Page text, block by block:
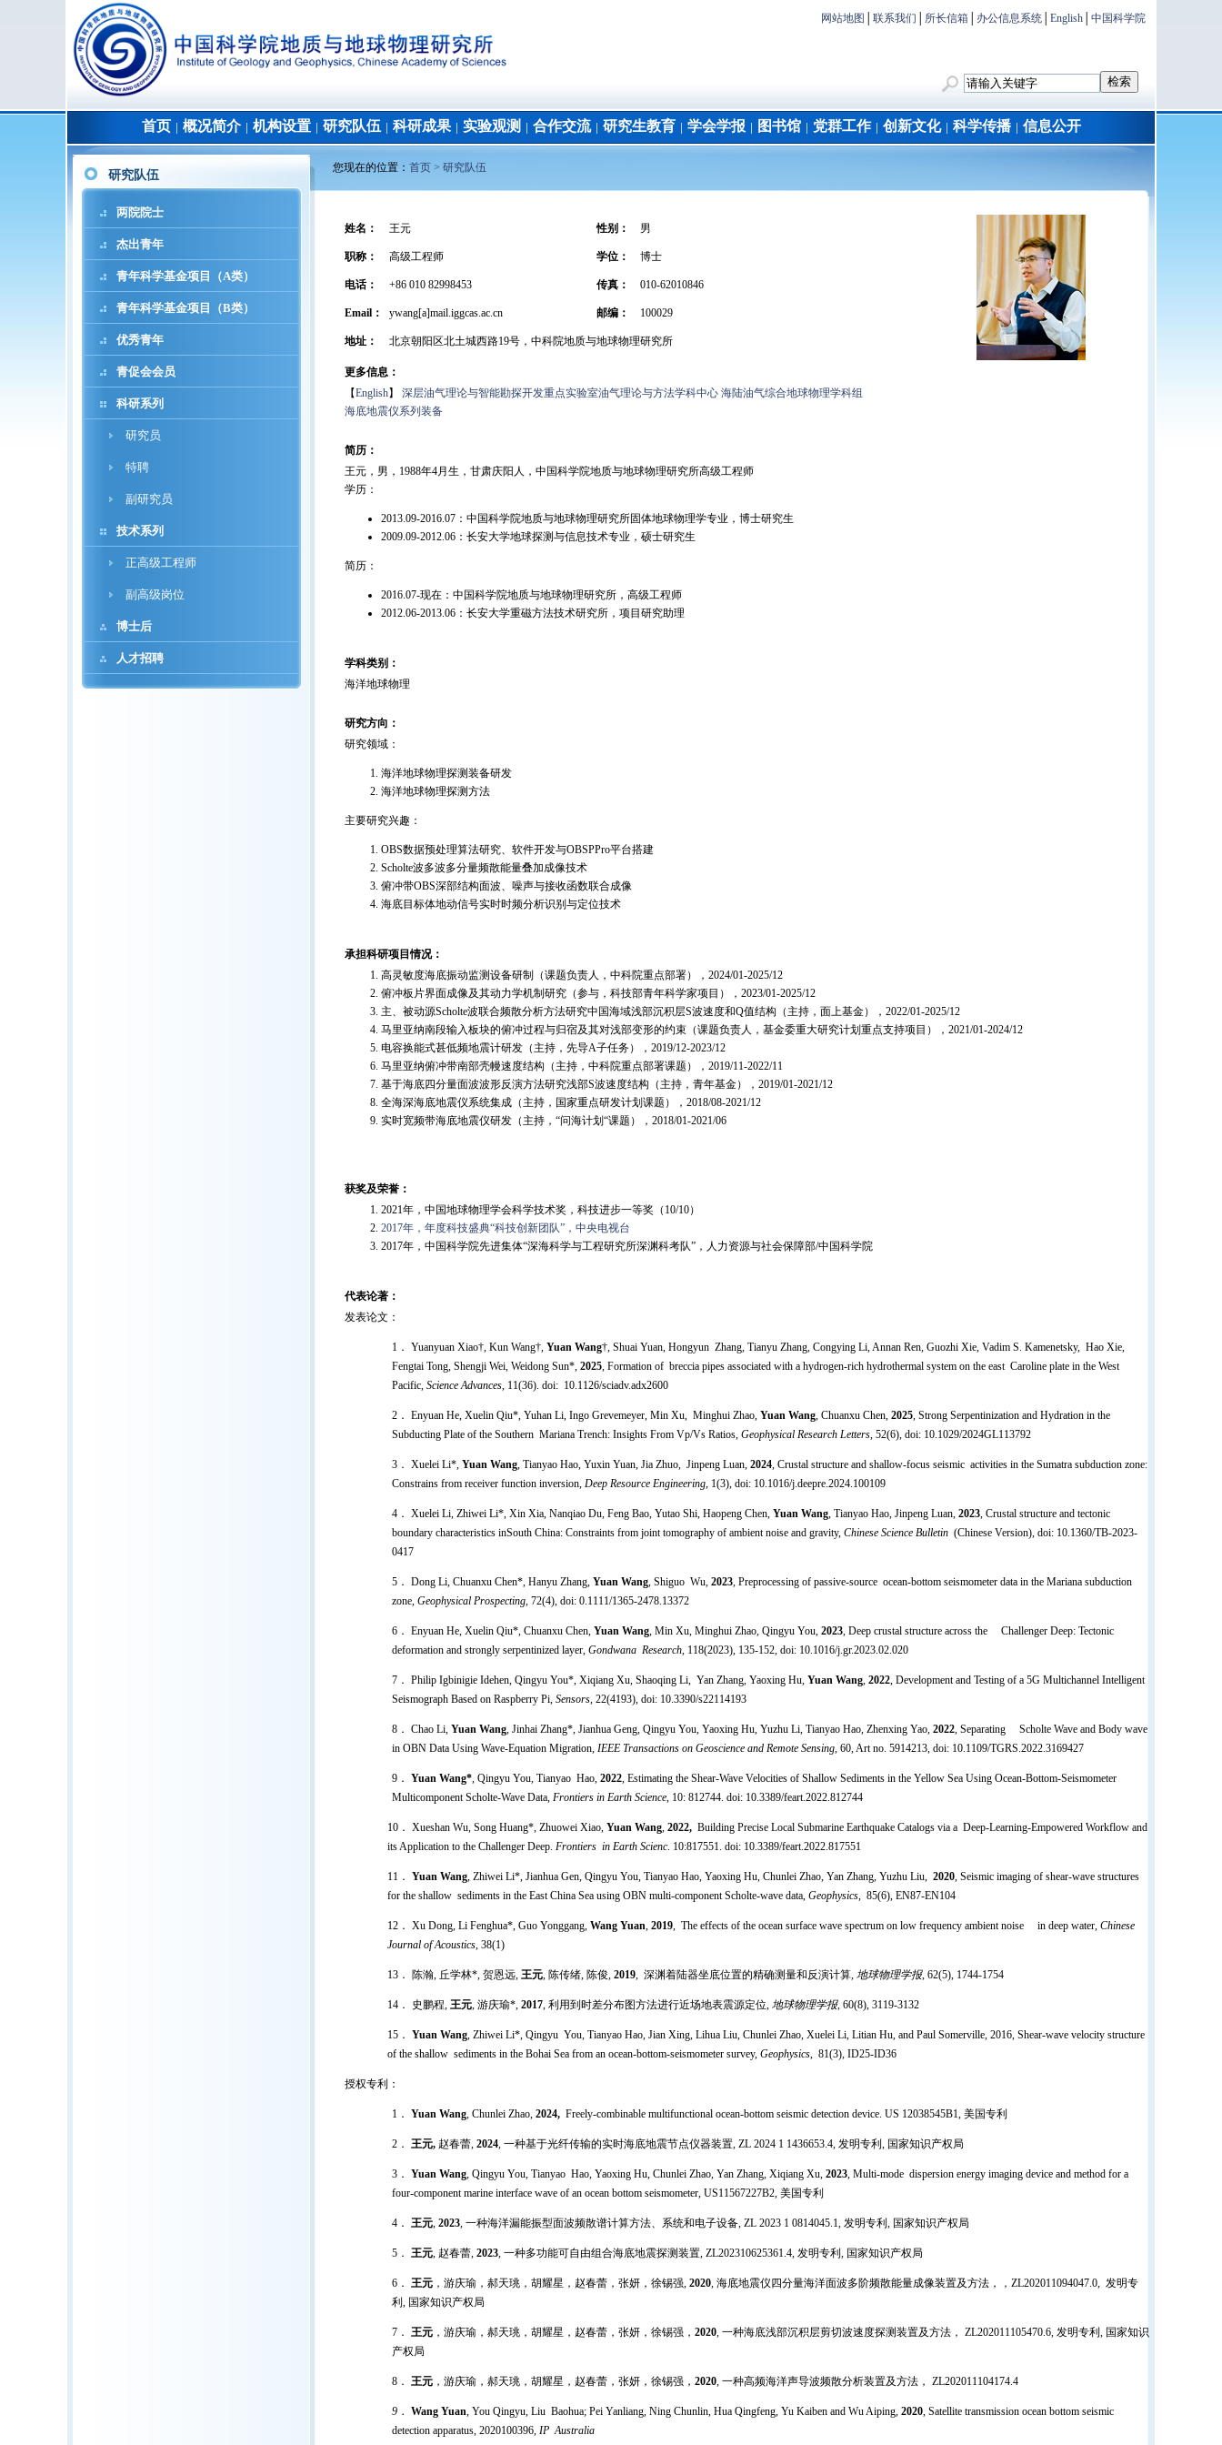
网站地图 联系我们 所长信箱 办公信息系统 English 中国科学院
首页 概况简介│ 机构设置 研究队伍 科研成果│ 实验观测 合作交流│ 研究生教育 学会学报 图书馆 党群工作│ 创新文化│ 科学传播│ 信息公开
研究队伍
两院院士
杰出青年
青年科学基金项目（A类）
青年科学基金项目（B类）
优秀青年
青促会会员
科研系列
研究员
特聘
副研究员
技术系列
正高级工程师
副高级岗位
博士后
人才招聘
您现在的位置： 首页 > 研究队伍
姓名 ： 王元 性别： 男
职称 ： 高级工程师 学位 ： 博士
电话： +86 010 82998453 传真： 010-62010846
Email： ywang[a]mail.iggcas.ac.cn 邮编： 100029
地址 ： 北京朝阳区北土城西路19号，中科院地质与地球物理研究所
更多信息：
【English】 深层油气理论与智能勘探开发重点实验室油气理论与方法学科中心 海陆油气综合地球物理学科组
海底地震仪系列装备
简历：
王元，男，1988年4月生，甘肃庆阳人，中国科学院地质与地球物理研究所高级工程师
学历：
2013.09-2016.07：中国科学院地质与地球物理研究所固体地球物理学专业，博士研究生
2009.09-2012.06：长安大学地球探测与信息技术专业，硕士研究生
简历：
2016.07-现在：中国科学院地质与地球物理研究所，高级工程师
2012.06-2013.06：长安大学重磁方法技术研究所，项目研究助理
学科类别：
海洋地球物理
研究方向：
研究领域：
海洋地球物理探测装备研发
海洋地球物理探测方法
主要研究兴趣：
OBS数据预处理算法研究、软件开发与OBSPPro平台搭建
Scholte波多波多分量频散能量叠加成像技术
俯冲带OBS深部结构面波、噪声与接收函数联合成像
海底目标体地动信号实时时频分析识别与定位技术
承担科研项目情况：
高灵敏度海底振动监测设备研制（课题负责人，中科院重点部署），2024/01-2025/12
俯冲板片界面成像及其动力学机制研究（参与，科技部青年科学家项目），2023/01-2025/12
主、被动源Scholte波联合频散分析方法研究中国海域浅部沉积层S波速度和Q值结构（主持，面上基金），2022/01-2025/12
马里亚纳南段输入板块的俯冲过程与归宿及其对浅部变形的约束（课题负责人，基金委重大研究计划重点支持项目），2021/01-2024/12
电容换能式甚低频地震计研发（主持，先导A子任务），2019/12-2023/12
马里亚纳俯冲带南部壳幔速度结构（主持，中科院重点部署课题），2019/11-2022/11
基于海底四分量面波波形反演方法研究浅部S波速度结构（主持，青年基金），2019/01-2021/12
全海深海底地震仪系统集成（主持，国家重点研发计划课题），2018/08-2021/12
实时宽频带海底地震仪研发（主持，“问海计划“课题），2018/01-2021/06
获奖及荣誉：
2021年，中国地球物理学会科学技术奖，科技进步一等奖（10/10）
2017年，年度科技盛典“科技创新团队”，中央电视台
2017年，中国科学院先进集体“深海科学与工程研究所深渊科考队”，人力资源与社会保障部/中国科学院
代表论著：
发表论文：
1． Yuanyuan Xiao†, Kun Wang†, Yuan Wang†, Shuai Yuan, Hongyun Zhang, Tianyu Zhang, Congying Li, Annan Ren, Guozhi Xie, Vadim S. Kamenetsky, Hao Xie,
Fengtai Tong, Shengji Wei, Weidong Sun*, 2025, Formation of breccia pipes associated with a hydrogen-rich hydrothermal system on the east Caroline plate in the West
Pacific, Science Advances, 11(36). doi: 10.1126/sciadv.adx2600
2． Enyuan He, Xuelin Qiu*, Yuhan Li, Ingo Grevemeyer, Min Xu, Minghui Zhao, Yuan Wang, Chuanxu Chen, 2025, Strong Serpentinization and Hydration in the
Subducting Plate of the Southern Mariana Trench: Insights From Vp/Vs Ratios, Geophysical Research Letters, 52(6), doi: 10.1029/2024GL113792
3． Xuelei Li*, Yuan Wang, Tianyao Hao, Yuxin Yuan, Jia Zhuo, Jinpeng Luan, 2024, Crustal structure and shallow-focus seismic activities in the Sumatra subduction zone:
Constrains from receiver function inversion, Deep Resource Engineering, 1(3), doi: 10.1016/j.deepre.2024.100109
4． Xuelei Li, Zhiwei Li*, Xin Xia, Nanqiao Du, Feng Bao, Yutao Shi, Haopeng Chen, Yuan Wang, Tianyao Hao, Jinpeng Luan, 2023, Crustal structure and tectonic
boundary characteristics inSouth China: Constraints from joint tomography of ambient noise and gravity, Chinese Science Bulletin (Chinese Version), doi: 10.1360/TB-2023-
0417
5． Dong Li, Chuanxu Chen*, Hanyu Zhang, Yuan Wang, Shiguo Wu, 2023, Preprocessing of passive‐source ocean‐bottom seismometer data in the Mariana subduction
zone, Geophysical Prospecting, 72(4), doi: 0.1111/1365-2478.13372
6． Enyuan He, Xuelin Qiu*, Chuanxu Chen, Yuan Wang, Min Xu, Minghui Zhao, Qingyu You, 2023, Deep crustal structure across the Challenger Deep: Tectonic
deformation and strongly serpentinized layer, Gondwana Research, 118(2023), 135-152, doi: 10.1016/j.gr.2023.02.020
7． Philip Igbinigie Idehen, Qingyu You*, Xiqiang Xu, Shaoqing Li, Yan Zhang, Yaoxing Hu, Yuan Wang, 2022, Development and Testing of a 5G Multichannel Intelligent
Seismograph Based on Raspberry Pi, Sensors, 22(4193), doi: 10.3390/s22114193
8． Chao Li, Yuan Wang, Jinhai Zhang*, Jianhua Geng, Qingyu You, Yaoxing Hu, Yuzhu Li, Tianyao Hao, Zhenxing Yao, 2022, Separating Scholte Wave and Body wave
in OBN Data Using Wave-Equation Migration, IEEE Transactions on Geoscience and Remote Sensing, 60, Art no. 5914213, doi: 10.1109/TGRS.2022.3169427
9． Yuan Wang*, Qingyu You, Tianyao Hao, 2022, Estimating the Shear-Wave Velocities of Shallow Sediments in the Yellow Sea Using Ocean-Bottom-Seismometer
Multicomponent Scholte-Wave Data, Frontiers in Earth Science, 10: 812744. doi: 10.3389/feart.2022.812744
10． Xueshan Wu, Song Huang*, Zhuowei Xiao, Yuan Wang, 2022, Building Precise Local Submarine Earthquake Catalogs via a Deep-Learning-Empowered Workflow and
its Application to the Challenger Deep. Frontiers in Earth Scienc. 10:817551. doi: 10.3389/feart.2022.817551
11． Yuan Wang, Zhiwei Li*, Jianhua Gen, Qingyu You, Tianyao Hao, Yaoxing Hu, Chunlei Zhao, Yan Zhang, Yuzhu Liu, 2020, Seismic imaging of shear-wave structures
for the shallow sediments in the East China Sea using OBN multi-component Scholte-wave data, Geophysics, 85(6), EN87-EN104
12． Xu Dong, Li Fenghua*, Guo Yonggang, Wang Yuan, 2019, The effects of the ocean surface wave spectrum on low frequency ambient noise in deep water, Chinese
Journal of Acoustics, 38(1)
13． 陈瀚, 丘学林*, 贺恩远, 王元, 陈传绪, 陈俊, 2019, 深渊着陆器坐底位置的精确测量和反演计算, 地球物理学报, 62(5), 1744-1754
14． 史鹏程, 王元, 游庆瑜*, 2017, 利用到时差分布图方法进行近场地表震源定位, 地球物理学报, 60(8), 3119-3132
15． Yuan Wang, Zhiwei Li*, Qingyu You, Tianyao Hao, Jian Xing, Lihua Liu, Chunlei Zhao, Xuelei Li, Litian Hu, and Paul Somerville, 2016, Shear-wave velocity structure
of the shallow sediments in the Bohai Sea from an ocean-bottom-seismometer survey, Geophysics, 81(3), ID25-ID36
授权专利：
1． Yuan Wang, Chunlei Zhao, 2024, Freely-combinable multifunctional ocean-bottom seismic detection device. US 12038545B1, 美国专利
2． 王元, 赵春蕾, 2024, 一种基于光纤传输的实时海底地震节点仪器装置, ZL 2024 1 1436653.4, 发明专利, 国家知识产权局
3． Yuan Wang, Qingyu You, Tianyao Hao, Yaoxing Hu, Chunlei Zhao, Yan Zhang, Xiqiang Xu, 2023, Multi-mode dispersion energy imaging device and method for a
four-component marine interface wave of an ocean bottom seismometer, US11567227B2, 美国专利
4． 王元, 2023, 一种海洋漏能振型面波频散谱计算方法、系统和电子设备, ZL 2023 1 0814045.1, 发明专利, 国家知识产权局
5． 王元, 赵春蕾, 2023, 一种多功能可自由组合海底地震探测装置, ZL202310625361.4, 发明专利, 国家知识产权局
6． 王元 ，游庆瑜，郝天珧，胡耀星，赵春蕾，张妍，徐锡强, 2020, 海底地震仪四分量海洋面波多阶频散能量成像装置及方法，，ZL202011094047.0, 发明专
利, 国家知识产权局
7． 王元 ，游庆瑜，郝天珧，胡耀星，赵春蕾，张妍，徐锡强， 2020, 一种海底浅部沉积层剪切波速度探测装置及方法， ZL202011105470.6, 发明专利, 国家知识
产权局
8． 王元 ，游庆瑜，郝天珧，胡耀星，赵春蕾，张妍，徐锡强， 2020, 一种高频海洋声导波频散分析装置及方法， ZL202011104174.4
9． Wang Yuan, You Qingyu, Liu Baohua; Pei Yanliang, Ning Chunlin, Hua Qingfeng, Yu Kaiben and Wu Aiping, 2020, Satellite transmission ocean bottom seismic
detection apparatus, 2020100396, IP Australia